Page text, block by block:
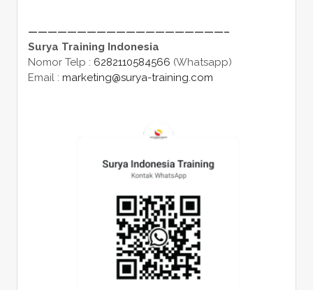
————————————————————–
Surya Training Indonesia
Nomor Telp : 6282110584566 (Whatsapp)
Email : marketing@surya-training.com